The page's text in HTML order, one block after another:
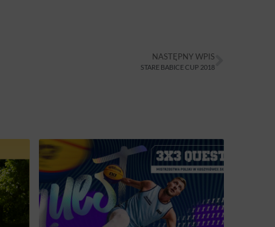
NASTĘPNY WPIS
STARE BABICE CUP 2018